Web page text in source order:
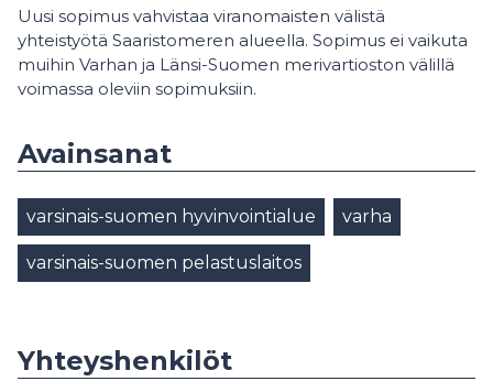
Uusi sopimus vahvistaa viranomaisten välistä
yhteistyötä Saaristomeren alueella. Sopimus ei vaikuta
muihin Varhan ja Länsi-Suomen merivartioston välillä
voimassa oleviin sopimuksiin.
Avainsanat
varsinais-suomen hyvinvointialue varha
varsinais-suomen pelastuslaitos
Yhteyshenkilöt